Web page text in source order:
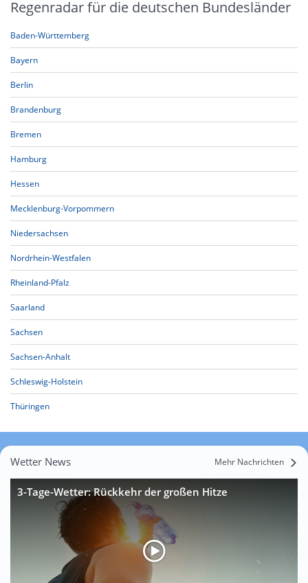
Regenradar für die deutschen Bundesländer
Baden-Württemberg
Bayern
Berlin
Brandenburg
Bremen
Hamburg
Hessen
Mecklenburg-Vorpommern
Niedersachsen
Nordrhein-Westfalen
Rheinland-Pfalz
Saarland
Sachsen
Sachsen-Anhalt
Schleswig-Holstein
Thüringen
Wetter News Mehr Nachrichten
3-Tage-Wetter: Rückkehr der großen Hitze